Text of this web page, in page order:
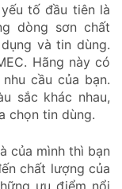
tố đầu tiên là
dòng sơn chất
và tin dùng.
Hãng này có
cầu của bạn.
sắc khác nhau,
chọn tin dùng.
của mình thì bạn
chất lượng của
ưu điểm nổi